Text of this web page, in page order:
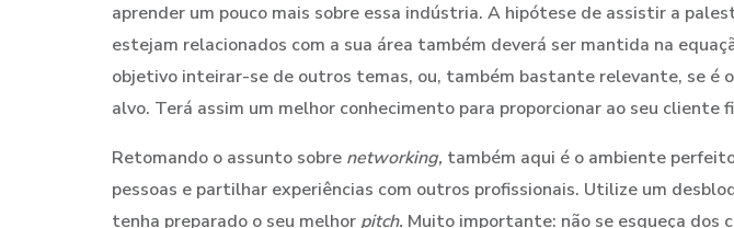
aprender um pouco mais sobre essa indústria. A hipótese de assistir a
estejam relacionados com a sua área também deverá ser mantida na
objetivo inteirar-se de outros temas, ou, também bastante relevante, se é
alvo. Terá assim um melhor conhecimento para proporcionar ao seu cliente
Retomando o assunto sobre networking, também aqui é o ambiente
pessoas e partilhar experiências com outros profissionais. Utilize um
tenha preparado o seu melhor pitch. Muito importante: não se esqueça dos